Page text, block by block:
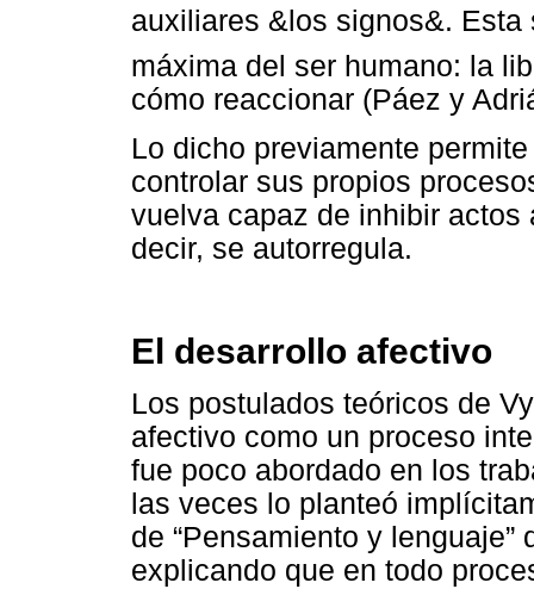
auxiliares &los signos&.
máxima del ser humano: la
cómo reaccionar (Páez y
Lo dicho previamente
controlar sus propios
vuelva capaz de inhibir
decir, se autorregula.
El desarrollo afectivo
Los postulados teóricos de
afectivo como un proceso
fue poco abordado en los
las veces lo planteó
de “Pensamiento y
explicando que en todo